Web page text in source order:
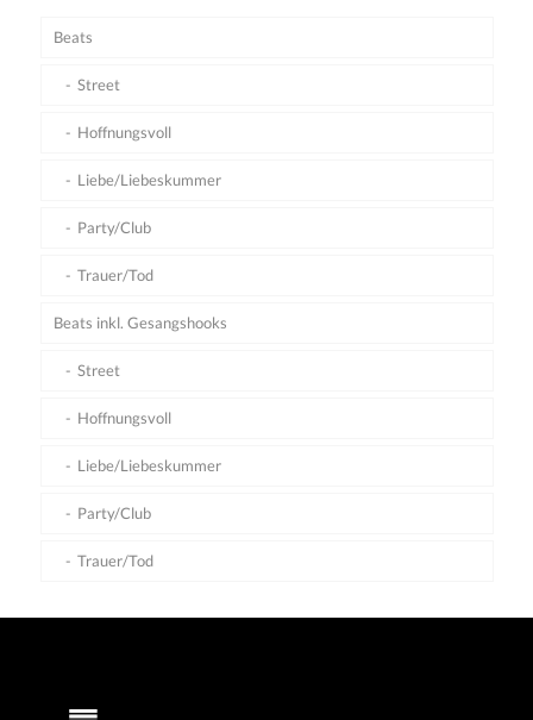
Beats
Street
Hoffnungsvoll
Liebe/Liebeskummer
Party/Club
Trauer/Tod
Beats inkl. Gesangshooks
Street
Hoffnungsvoll
Liebe/Liebeskummer
Party/Club
Trauer/Tod